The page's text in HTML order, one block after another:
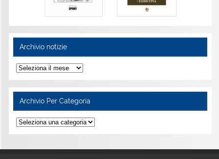
Archivio notizie
Archivio Per Categoria